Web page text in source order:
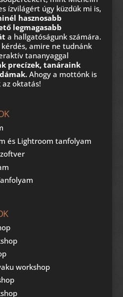
ízvilágért úgy küzdük mi is,
hasznosabb
legmagasabb
a hallgatóságunk számára.
amire ne tudnánk
tananyaggal
precízek, tanáraink
Ahogy a mottónk is
oktatás!
és Lightroom tanfolyam
workshop